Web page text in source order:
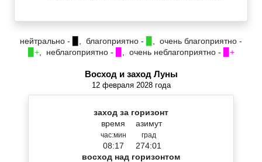
нейтрально - , благоприятно -
, очень благоприятно -
▉+, неблагоприятно - , очень неблагоприятно - ▉+
Восход и заход Луны
12 февраля 2028 года
заход за горизонт
время
час:мин
08:17
азимут
град
274:01
восход над горизонтом